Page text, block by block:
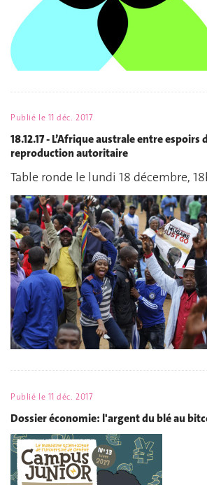
Publié le 11 déc. 2017
18.12.17 - L’Afrique australe entre
reproduction autoritaire
Table ronde le lundi 18 décembre,
Publié le 11 déc. 2017
Dossier économie: l'argent du blé au